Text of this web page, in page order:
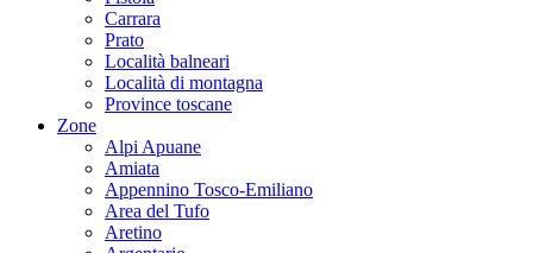
Carrara
Prato
Località balneari
Località di montagna
Province toscane
Zone
Alpi Apuane
Amiata
Appennino Tosco-Emiliano
Area del Tufo
Aretino